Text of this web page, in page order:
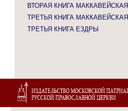
ВТОРАЯ КНИГА МАККАВЕЙСКАЯ
ТРЕТЬЯ КНИГА МАККАВЕЙСКАЯ
ТРЕТЬЯ КНИГА ЕЗДРЫ